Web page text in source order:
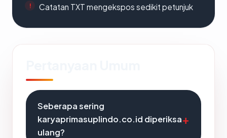
Catatan TXT mengekspos sedikit petunjuk
Seberapa sering
karyaprimasuplindo.co.id diperiksa
ulang?